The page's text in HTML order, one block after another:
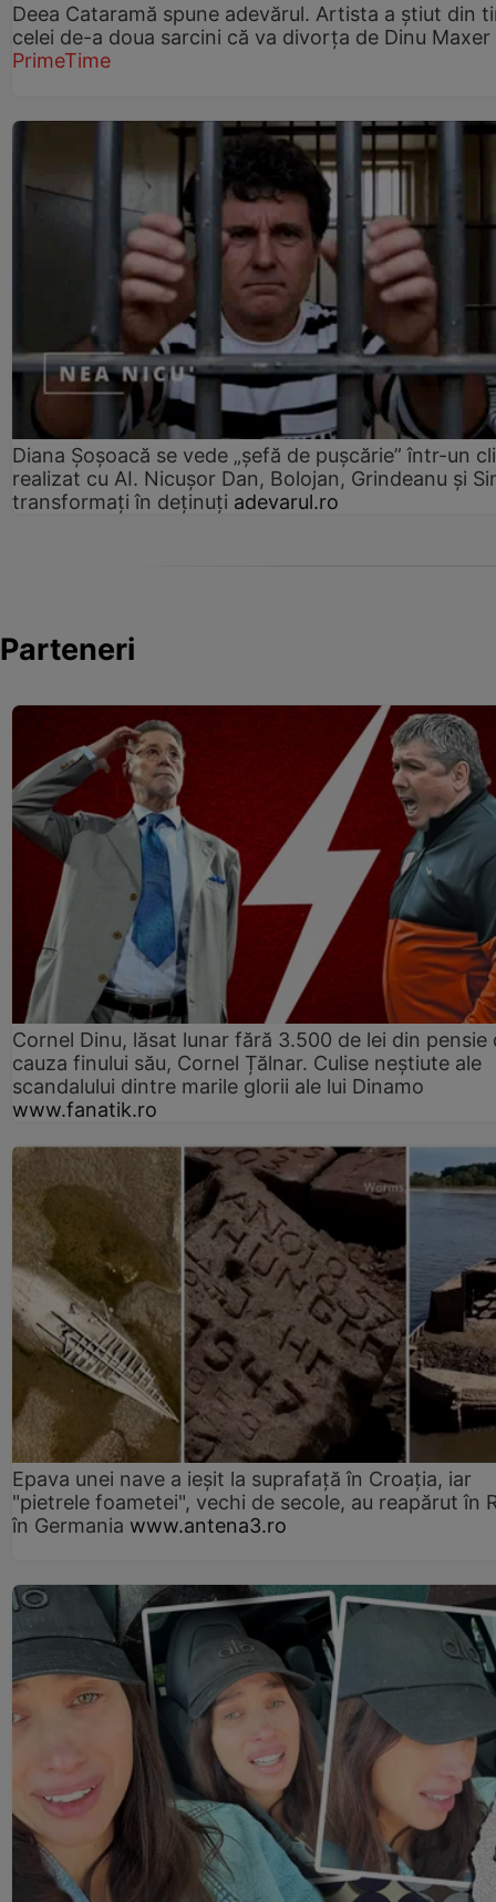
Deea Cataramă spune adevărul. Artista a știut din
celei de-a doua sarcini că va divorța de Dinu Maxer
PrimeTime
Diana Șoșoacă se vede „șefă de pușcărie” într-un
realizat cu AI. Nicușor Dan, Bolojan, Grindeanu și
transformați în deținuți adevarul.ro
Parteneri
Cornel Dinu, lăsat lunar fără 3.500 de lei din pensie
cauza finului său, Cornel Țălnar. Culise neștiute ale
scandalului dintre marile glorii ale lui Dinamo
www.fanatik.ro
Epava unei nave a ieșit la suprafață în Croația, iar
"pietrele foametei", vechi de secole, au reapărut în
în Germania www.antena3.ro